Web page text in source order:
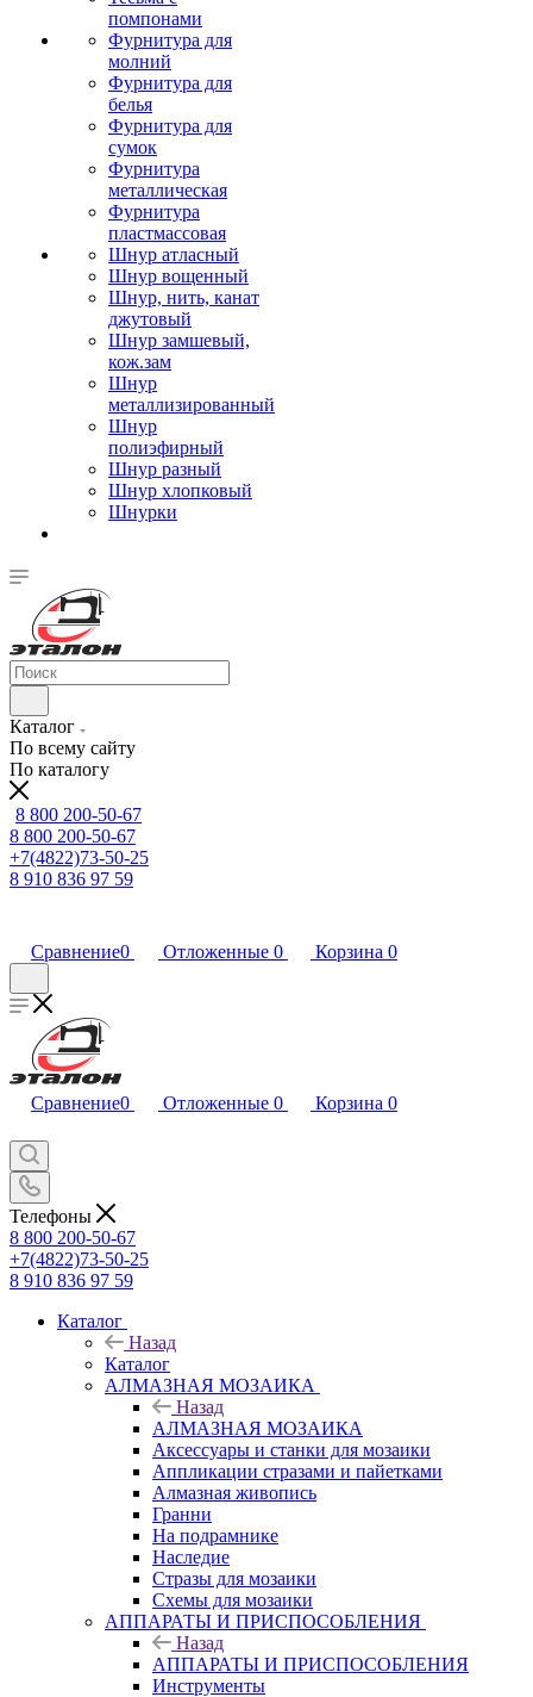
помпонами
Фурнитура для
молний
Фурнитура для
белья
Фурнитура для
сумок
Фурнитура
металлическая
Фурнитура
пластмассовая
Шнур атласный
Шнур вощенный
Шнур, нить, канат
джутовый
Шнур замшевый,
кож.зам
Шнур
металлизированный
Шнур
полиэфирный
Шнур разный
Шнур хлопковый
Шнурки
Каталог
По всему сайту
По каталогу
8 800 200-50-67
8 800 200-50-67
+7(4822)73-50-25
8 910 836 97 59
Сравнение0 Отложенные 0 Корзина 0
Сравнение0 Отложенные 0 Корзина 0
Телефоны
8 800 200-50-67
+7(4822)73-50-25
8 910 836 97 59
Каталог
Назад
Каталог
АЛМАЗНАЯ МОЗАИКА
Назад
АЛМАЗНАЯ МОЗАИКА
Аксессуары и станки для мозаики
Аппликации стразами и пайетками
Алмазная живопись
Гранни
На подрамнике
Наследие
Стразы для мозаики
Схемы для мозаики
АППАРАТЫ И ПРИСПОСОБЛЕНИЯ
Назад
АППАРАТЫ И ПРИСПОСОБЛЕНИЯ
Инструменты